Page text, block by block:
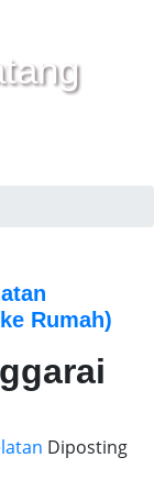
Rumah)
Diposting